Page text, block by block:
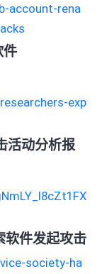
account-rena
件
exp
活动分析报
件发起攻击
society-ha